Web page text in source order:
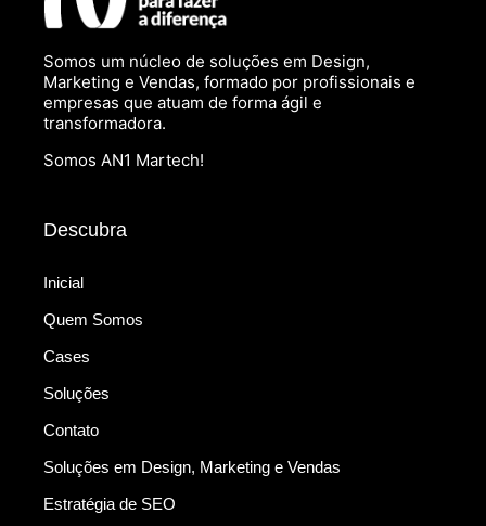
Somos um núcleo de soluções em Design,
Marketing e Vendas, formado por profissionais e
empresas que atuam de forma ágil e
transformadora.
Somos AN1 Martech!
Descubra
Inicial
Quem Somos
Cases
Soluções
Contato
Soluções em Design, Marketing e Vendas
Estratégia de SEO